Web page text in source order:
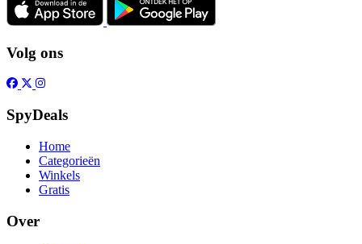
Volg ons
SpyDeals
Home
Categorieën
Winkels
Gratis
Over